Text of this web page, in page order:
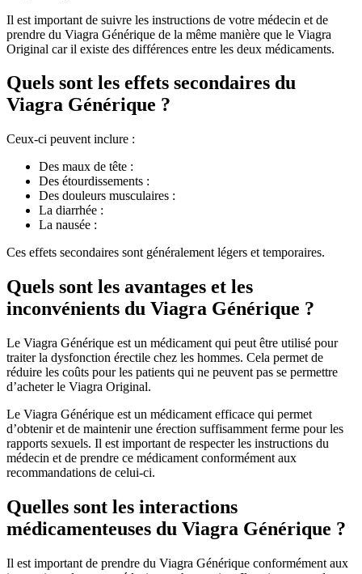
Il est important de suivre les instructions de votre médecin et de
prendre du Viagra Générique de la même manière que le Viagra
Original car il existe des différences entre les deux médicaments.
Quels sont les effets secondaires du
Viagra Générique ?
Ceux-ci peuvent inclure :
Des maux de tête :
Des étourdissements :
Des douleurs musculaires :
La diarrhée :
La nausée :
Ces effets secondaires sont généralement légers et temporaires.
Quels sont les avantages et les
inconvénients du Viagra Générique ?
Le Viagra Générique est un médicament qui peut être utilisé pour
traiter la dysfonction érectile chez les hommes. Cela permet de
réduire les coûts pour les patients qui ne peuvent pas se permettre
d’acheter le Viagra Original.
Le Viagra Générique est un médicament efficace qui permet
d’obtenir et de maintenir une érection suffisamment ferme pour les
rapports sexuels. Il est important de respecter les instructions du
médecin et de prendre ce médicament conformément aux
recommandations de celui-ci.
Quelles sont les interactions
médicamenteuses du Viagra Générique ?
Il est important de prendre du Viagra Générique conformément aux